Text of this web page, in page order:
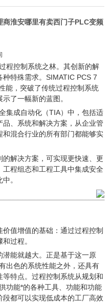
商淮安哪里有卖西门子PLC变频
程控制系统之林。其创新的解
特殊需求。SIMATIC PCS 7
能，突破了传统过程控制系统
了一幅新的蓝图。
集成自动化（TIA）中，包括适
、系统和解决方案，从企业管
混合行业的所有部门都能够实
解决方案，可实现更快速、更
程组态和工程工具中集成安全
。
值增值的基础：通过过程控制
过程。
能就越大。正是基于这一原
出色的系统性能之外，还具有
特点。过程控制系统从规划和
功能*的各种工具、功能和功能
都可以实现低成本的工厂高效